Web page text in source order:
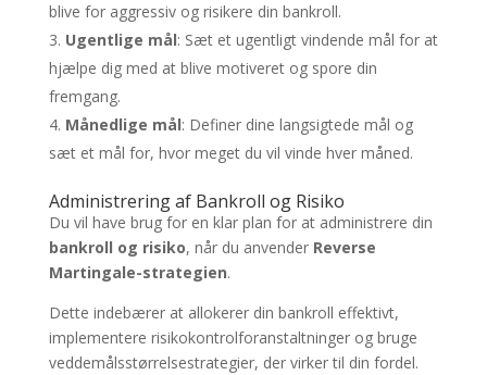
blive for aggressiv og risikere din bankroll.
Ugentlige mål: Sæt et ugentligt vindende mål for at
hjælpe dig med at blive motiveret og spore din
fremgang.
Månedlige mål: Definer dine langsigtede mål og
sæt et mål for, hvor meget du vil vinde hver måned.
Administrering af Bankroll og Risiko
Du vil have brug for en klar plan for at administrere din
bankroll og risiko, når du anvender Reverse
Martingale-strategien.
Dette indebærer at allokerer din bankroll effektivt,
implementere risikokontrolforanstaltninger og bruge
veddemålsstørrelsestrategier, der virker til din fordel.